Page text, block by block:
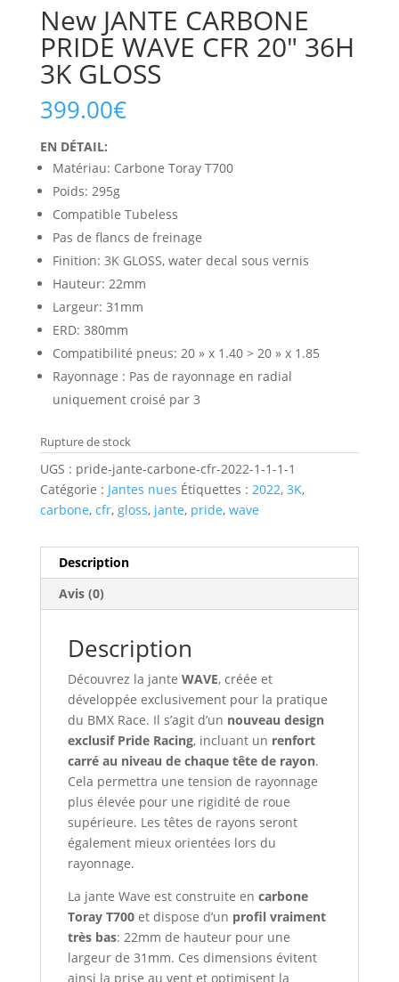
New JANTE CARBONE
PRIDE WAVE CFR 20″ 36H
3K GLOSS
399.00€
EN DÉTAIL:
Matériau: Carbone Toray T700
Poids: 295g
Compatible Tubeless
Pas de flancs de freinage
Finition: 3K GLOSS, water decal sous vernis
Hauteur: 22mm
Largeur: 31mm
ERD: 380mm
Compatibilité pneus: 20 » x 1.40 > 20 » x 1.85
Rayonnage : Pas de rayonnage en radial
uniquement croisé par 3
Rupture de stock
UGS : pride-jante-carbone-cfr-2022-1-1-1-1
Catégorie : Jantes nues Étiquettes : 2022, 3K,
carbone, cfr, gloss, jante, pride, wave
Description
Avis (0)
Description
Découvrez la jante WAVE, créée et
développée exclusivement pour la pratique
du BMX Race. Il s’agit d’un nouveau design
exclusif Pride Racing, incluant un renfort
carré au niveau de chaque tête de rayon.
Cela permettra une tension de rayonnage
plus élevée pour une rigidité de roue
supérieure. Les têtes de rayons seront
également mieux orientées lors du
rayonnage.
La jante Wave est construite en carbone
Toray T700et dispose d’un profil vraiment
très bas: 22mm de hauteur pour une
largeur de 31mm. Ces dimensions évitent
ainsi la prise au vent et optimisent la